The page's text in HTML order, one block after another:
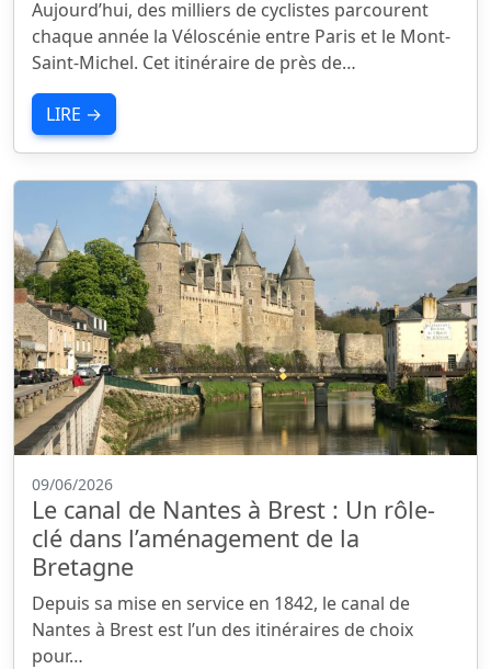
Aujourd’hui, des milliers de cyclistes parcourent
chaque année la Véloscénie entre Paris et le Mont-
Saint-Michel. Cet itinéraire de près de…
LIRE →
09/06/2026
Le canal de Nantes à Brest : Un rôle-
clé dans l’aménagement de la
Bretagne
Depuis sa mise en service en 1842, le canal de
Nantes à Brest est l’un des itinéraires de choix
pour…